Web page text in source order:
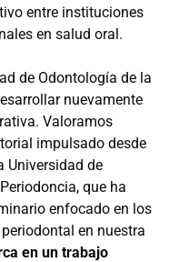
entre instituciones
en salud oral.
de Odontología de la
nuevamente
Valoramos
impulsado desde
Universidad de
que ha
enfocado en los
en nuestra
en un trabajo